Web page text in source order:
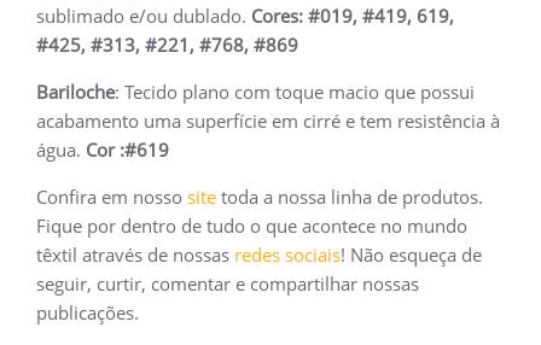
sublimado e/ou dublado. Cores: #019, #419, 619,
#425, #313, #221, #768, #869
Bariloche: Tecido plano com toque macio que possui
acabamento uma superfície em cirré e tem resistência à
água. Cor :#619
Confira em nosso site toda a nossa linha de produtos.
Fique por dentro de tudo o que acontece no mundo
têxtil através de nossas redes sociais! Não esqueça de
seguir, curtir, comentar e compartilhar nossas
publicações.